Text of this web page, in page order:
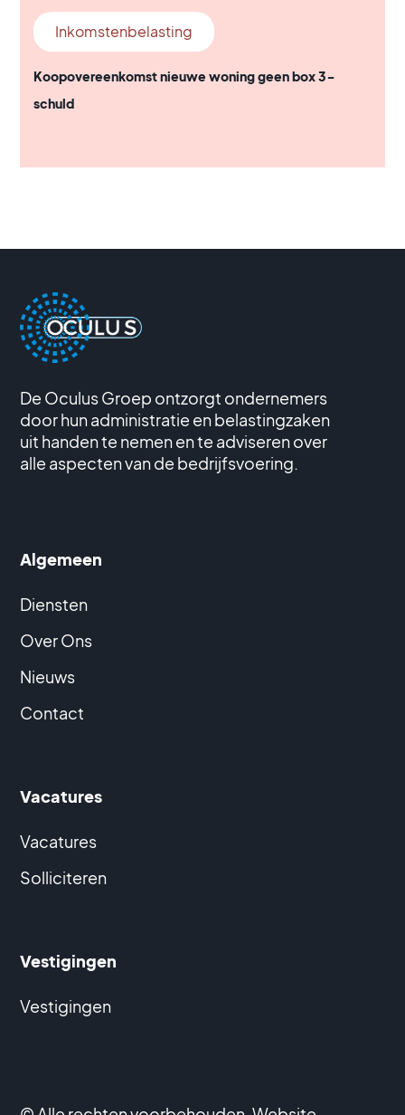
Inkomstenbelasting
Koopovereenkomst nieuwe woning geen box 3-
schuld
De Oculus Groep ontzorgt ondernemers
door hun administratie en belastingzaken
uit handen te nemen en te adviseren over
alle aspecten van de bedrijfsvoering.
Algemeen
Diensten
Over Ons
Nieuws
Contact
Vacatures
Vacatures
Solliciteren
Vestigingen
Vestigingen